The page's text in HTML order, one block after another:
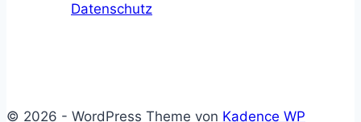
Datenschutz
© 2026 - WordPress Theme von Kadence WP